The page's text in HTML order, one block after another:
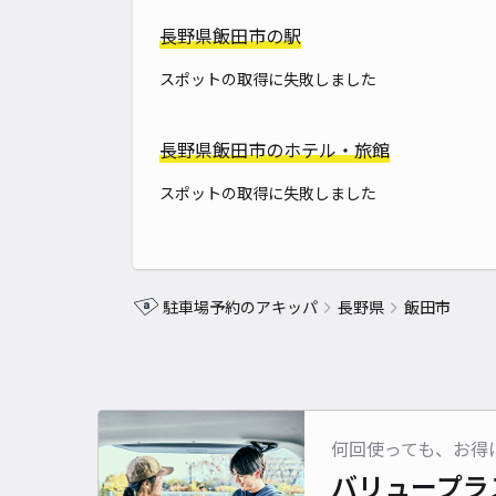
長野県飯田市の駅
スポットの取得に失敗しました
長野県飯田市のホテル・旅館
スポットの取得に失敗しました
駐車場予約のアキッパ 長野県 飯田市
何回使っても、お得
バリュープ